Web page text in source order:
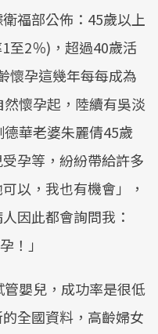
Mute
福部公佈：45歲以上
至2％)，超過40歲活
懷孕這幾年每每成為
懷孕起，陸續有吳淡
華老婆朱麗倩45歲
孕等，紛紛帶給許多
以，我也有機會」，
因此都會詢問我：
！」
嬰兒，成功率是很低
全國資料，高齡婦女